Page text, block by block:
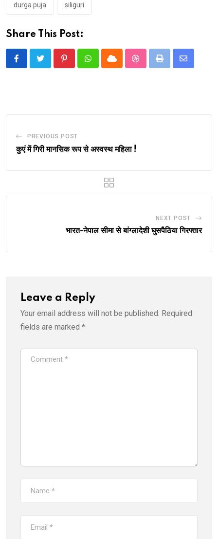
durga puja siliguri
Share This Post:
PinterestWhatsappCloud StumbleUpon
Print
Share
PREVIOUS POST
कुएं में गिरी मानसिक रूप से अस्वस्थ महिला !
NEXT POST
भारत-नेपाल सीमा से बांग्लादेशी घुसपैठिया गिरफ्तार
Leave a Reply
Your email address will not be published. Required
fields are marked *